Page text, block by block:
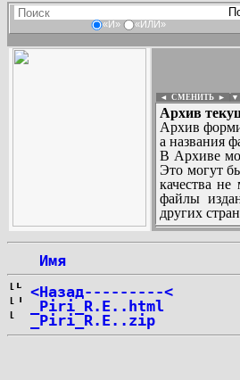
«И» «ИЛИ»
◄ СМЕНИТЬ ► ▼
Архив
Архив
а названия
В Архиве
Это могут
качества
файлы
других
Имя
<Назад---------<
_Piri_R.E..html
_Piri_R.E..zip